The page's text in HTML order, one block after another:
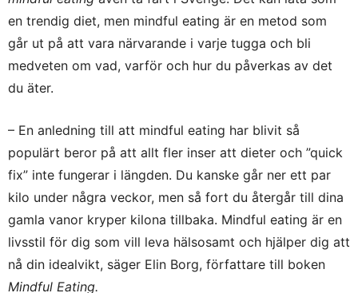
en trendig diet, men mindful eating är en metod som
går ut på att vara närvarande i varje tugga och bli
medveten om vad, varför och hur du påverkas av det
du äter.
– En anledning till att mindful eating har blivit så
populärt beror på att allt fler inser att dieter och ”quick
fix” inte fungerar i längden. Du kanske går ner ett par
kilo under några veckor, men så fort du återgår till dina
gamla vanor kryper kilona tillbaka. Mindful eating är en
livsstil för dig som vill leva hälsosamt och hjälper dig att
nå din idealvikt, säger Elin Borg, författare till boken
Mindful Eating.